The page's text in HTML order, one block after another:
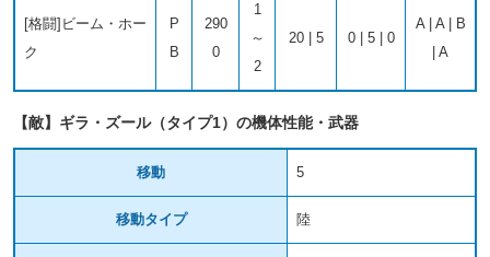
[格闘]ビーム・ホー
ク
P
B
290
0
1
～
2
20 | 5 0 | 5 | 0
A | A | B
| A
【敵】ギラ・ズール（タイプ1）の機体性能・武器
移動 5
移動タイプ 陸